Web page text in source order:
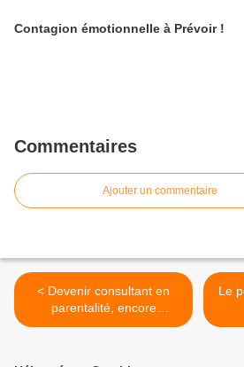
Contagion émotionnelle à Prévoir !
Commentaires
Ajouter un commentaire
< Devenir consultant en
parentalité, encore
quelques places à Gap et à
Le